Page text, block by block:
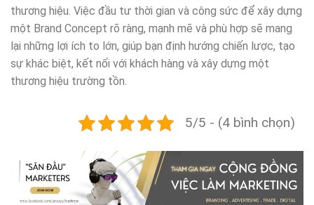
thương hiệu. Việc đầu tư thời gian và công sức để xây dựng
một Brand Concept rõ ràng, mạnh mẽ và phù hợp sẽ mang
lại những lợi ích to lớn, giúp bạn định hướng chiến lược, tạo
sự khác biệt, kết nối với khách hàng và xây dựng một
thương hiệu trường tồn.
5/5 - (4 bình chọn)